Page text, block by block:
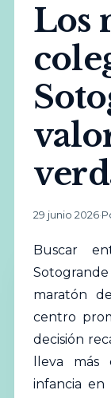
Los
29 junio 2026·
Buscar
maratón
centro
decisión
lleva
infancia en